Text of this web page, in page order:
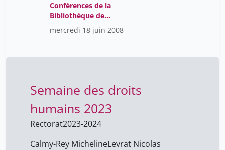
Conférences de la
Bibliothèque de
l’Université de Genève
2018
mercredi 18 juin 2008
Semaine des droits
humains 2023
Rectorat2023-2024
Calmy-Rey MichelineLevrat Nicolas